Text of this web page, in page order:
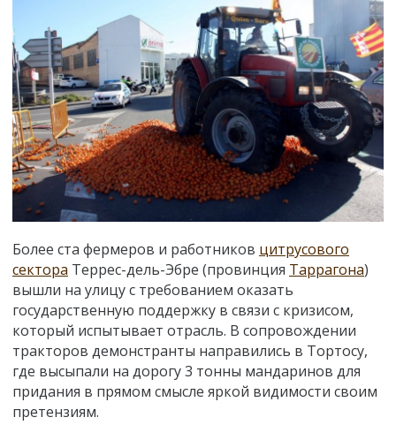
Более ста фермеров и работников цитрусового
сектора Террес-дель-Эбре (провинция Таррагона)
вышли на улицу с требованием оказать
государственную поддержку в связи с кризисом,
который испытывает отрасль. В сопровождении
тракторов демонстранты направились в Тортосу,
где высыпали на дорогу 3 тонны мандаринов для
придания в прямом смысле яркой видимости своим
претензиям.